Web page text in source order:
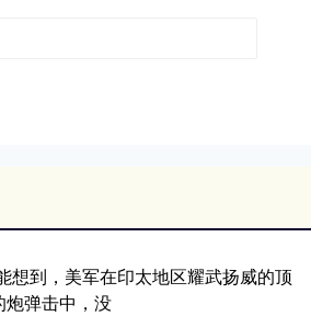
想到，美军在印太地区耀武扬威的顶
炮弹击中，没